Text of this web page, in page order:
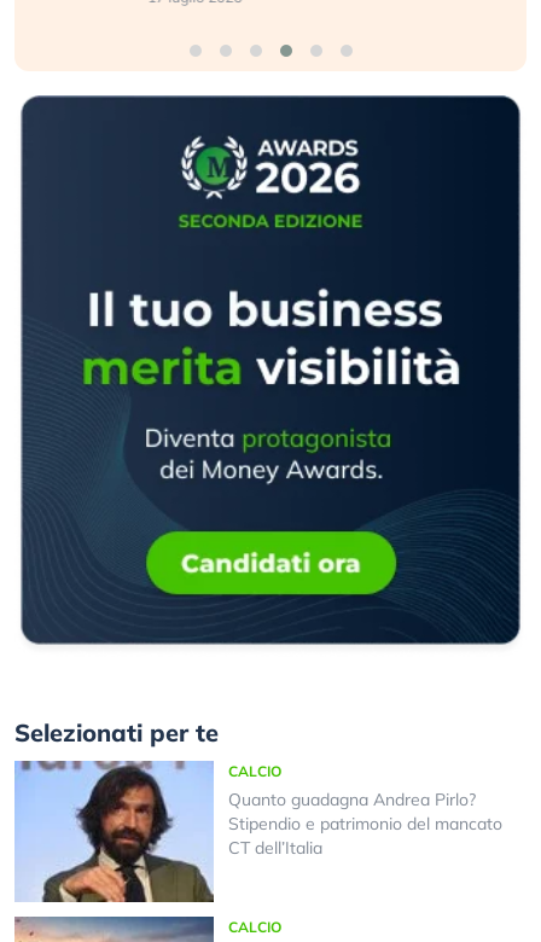
Selezionati per te
CALCIO
Quanto guadagna Andrea Pirlo?
Stipendio e patrimonio del mancato
CT dell’Italia
CALCIO